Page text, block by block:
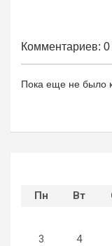
Комментариев: 0
Пока еще не было
Пн
Вт
3
4